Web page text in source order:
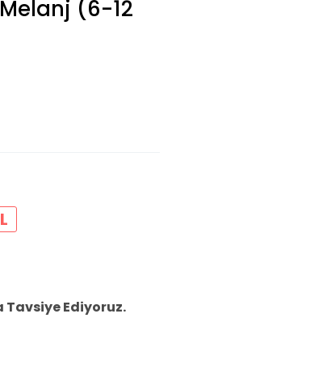
Melanj (6-12
Tavsiye Ediyoruz.